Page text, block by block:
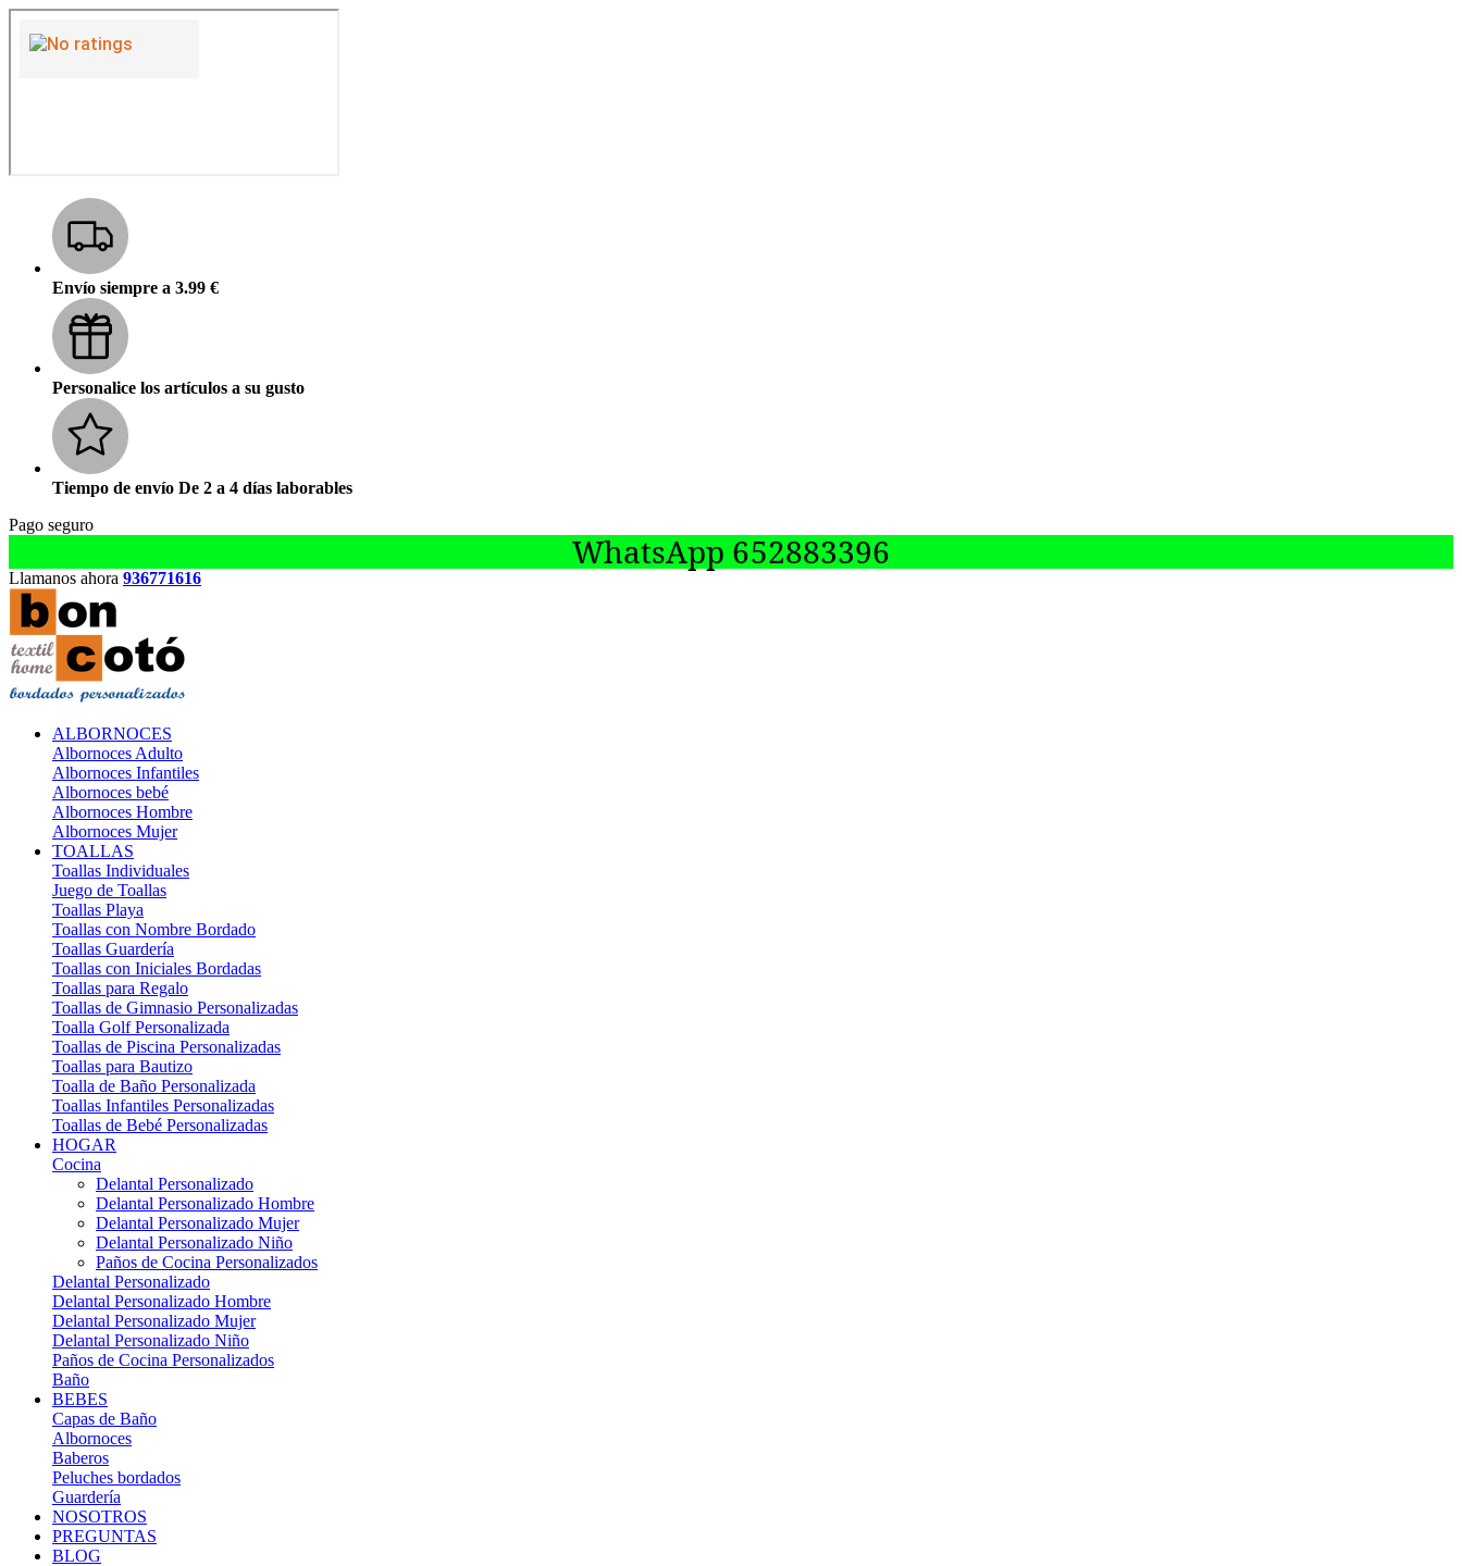
Envío siempre a 3.99 €
Personalice los artículos a su gusto
Tiempo de envío De 2 a 4 días laborables
Pago seguro
WhatsApp 652883396
Llamanos ahora 936771616
ALBORNOCES
Albornoces Adulto
Albornoces Infantiles
Albornoces bebé
Albornoces Hombre
Albornoces Mujer
TOALLAS
Toallas Individuales
Juego de Toallas
Toallas Playa
Toallas con Nombre Bordado
Toallas Guardería
Toallas con Iniciales Bordadas
Toallas para Regalo
Toallas de Gimnasio Personalizadas
Toalla Golf Personalizada
Toallas de Piscina Personalizadas
Toallas para Bautizo
Toalla de Baño Personalizada
Toallas Infantiles Personalizadas
Toallas de Bebé Personalizadas
HOGAR
Cocina
Delantal Personalizado
Delantal Personalizado Hombre
Delantal Personalizado Mujer
Delantal Personalizado Niño
Paños de Cocina Personalizados
Delantal Personalizado
Delantal Personalizado Hombre
Delantal Personalizado Mujer
Delantal Personalizado Niño
Paños de Cocina Personalizados
Baño
BEBES
Capas de Baño
Albornoces
Baberos
Peluches bordados
Guardería
NOSOTROS
PREGUNTAS
BLOG